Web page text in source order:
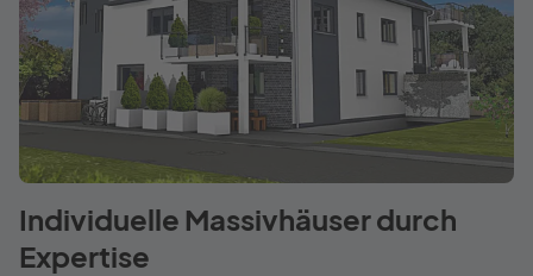
Individuelle Massivhäuser durch
Expertise